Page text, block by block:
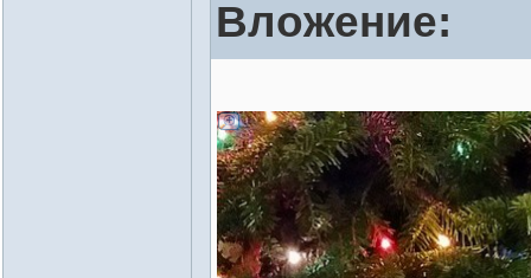
Вложение: